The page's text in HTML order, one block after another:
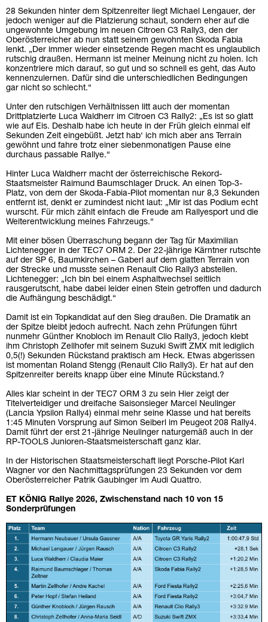
28 Sekunden hinter dem Spitzenreiter liegt Michael Lengauer, der
jedoch weniger auf die Platzierung schaut, sondern eher auf die
ungewohnte Umgebung im neuen Citroen C3 Rally3, den der
Oberösterreicher ab nun statt seinem gewohnten Skoda Fabia
lenkt. „Der immer wieder einsetzende Regen macht es unglaublich
rutschig draußen. Hermann ist meiner Meinung nicht zu holen. Ich
konzentriere mich darauf, so gut und so schnell es geht, das Auto
kennenzulernen. Dafür sind die unterschiedlichen Bedingungen
gar nicht so schlecht.“
Unter den rutschigen Verhältnissen litt auch der momentan
Drittplatzierte Luca Waldherr im Citroen C3 Rally2: „Es ist so glatt
wie auf Eis. Deshalb habe ich heute in der Früh gleich einmal elf
Sekunden Zeit eingebüßt. Jetzt hab‘ ich mich aber ans Terrain
gewöhnt und fahre trotz einer siebenmonatigen Pause eine
durchaus passable Rallye.“
Hinter Luca Waldherr macht der österreichische Rekord-
Staatsmeister Raimund Baumschlager Druck. An einen Top-3-
Platz, von dem der Skoda-Fabia-Pilot momentan nur 8,3 Sekunden
entfernt ist, denkt er zumindest nicht laut: „Mir ist das Podium echt
wurscht. Für mich zählt einfach die Freude am Rallyesport und die
Weiterentwicklung meines Fahrzeugs.“
Mit einer bösen Überraschung begann der Tag für Maximilian
Lichtenegger in der TEC7 ORM 2. Der 22-jährige Kärntner rutschte
auf der SP 6, Baumkirchen – Gaberl auf dem glatten Terrain von
der Strecke und musste seinen Renault Clio Rally3 abstellen.
Lichtenegger: „Ich bin bei einem Asphaltwechsel seitlich
rausgerutscht, habe dabei leider einen Stein getroffen und dadurch
die Aufhängung beschädigt.“
Damit ist ein Topkandidat auf den Sieg draußen. Die Dramatik an
der Spitze bleibt jedoch aufrecht. Nach zehn Prüfungen führt
nunmehr Günther Knobloch im Renault Clio Rally3, jedoch klebt
ihm Christoph Zellhofer mit seinem Suzuki Swift ZMX mit lediglich
0,5(!) Sekunden Rückstand praktisch am Heck. Etwas abgerissen
ist momentan Roland Stengg (Renault Clio Rally3). Er hat auf den
Spitzenreiter bereits knapp über eine Minute Rückstand.?
Alles klar scheint in der TEC7 ORM 3 zu sein Hier zeigt der
Titelverteidiger und dreifache Saisonsieger Marcel Neulinger
(Lancia Ypsilon Rally4) einmal mehr seine Klasse und hat bereits
1:45 Minuten Vorsprung auf Simon Seiberl im Peugeot 208 Rally4.
Damit führt der erst 21-jährige Neulinger naturgemäß auch in der
RP-TOOLS Junioren-Staatsmeisterschaft ganz klar.
In der Historischen Staatsmeisterschaft liegt Porsche-Pilot Karl
Wagner vor den Nachmittagsprüfungen 23 Sekunden vor dem
Oberösterreicher Patrik Gaubinger im Audi Quattro.
ET KÖNIG Rallye 2026, Zwischenstand nach 10 von 15
Sonderprüfungen